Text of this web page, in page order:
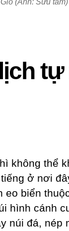
không thể
ở nơi
eo biển
hình cánh
núi đá, nép